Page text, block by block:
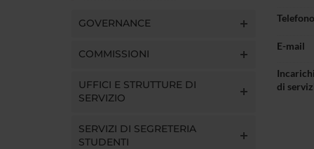
GOVERNANCE
COMMISSIONI
UFFICI E STRUTTURE DI
SERVIZIO
SERVIZI DI SEGRETERIA
STUDENTI
Telefono
E-mail
di